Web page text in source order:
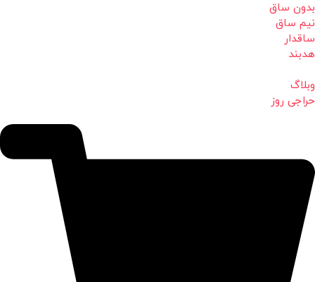
بدون ساق
نیم ساق
ساقدار
هدبند
وبلاگ
حراجی روز